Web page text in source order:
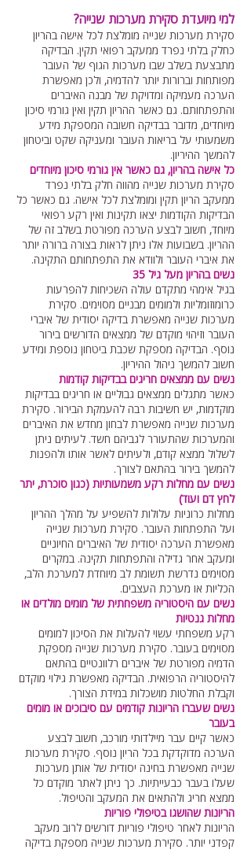
למי מיועדת סקירת מערכות שנייה?
סקירת מערכות שנייה מומלצת לכל אישה בהריון
כחלק בלתי נפרד ממעקב רפואי תקין. הבדיקה
מתבצעת בשלב שבו מערכות הגוף של העובר
מפותחות וברורות יותר להדמיה, ולכן מאפשרת
הערכה מעמיקה ומדויקת של מבנה האיברים
והתפתחותם. גם כאשר ההריון תקין ואין גורמי סיכון
מיוחדים, מדובר בבדיקה חשובה המספקת מידע
משמעותי על בריאות העובר ומעניקה שקט וביטחון
להמשך ההיריון.
כל אישה בהריון, גם כאשר אין גורמי סיכון מיוחדים
סקירת מערכות שנייה מהווה חלק בלתי נפרד
ממעקב הריון תקין ומומלצת לכל אישה. גם כאשר כל
הבדיקות הקודמות יצאו תקינות ואין רקע רפואי
מיוחד, חשוב לבצע הערכה מפורטת בשלב זה של
ההריון. בשבועות אלו ניתן לראות בצורה ברורה יותר
את איברי העובר ולוודא את התפתחותם התקינה.
נשים בהריון מעל גיל 35
בגיל אימהי מתקדם עולה השכיחות להפרעות
כרומוזומליות ולמומים מבניים מסוימים. סקירת
מערכות שנייה מאפשרת בדיקה יסודית של איברי
העובר וזיהוי מוקדם של ממצאים הדורשים בירור
נוסף. הבדיקה מספקת שכבת ביטחון נוספת ומידע
חשוב להמשך ניהול ההיריון.
נשים עם ממצאים חריגים בבדיקות קודמות
כאשר מתגלים ממצאים גבוליים או חריגים בבדיקות
מוקדמות, יש חשיבות רבה להעמקת הבירור. סקירת
מערכות שנייה מאפשרת לבחון מחדש את האיברים
והמערכות שהתעורר לגביהם חשד. לעיתים ניתן
לשלול ממצא קודם, ולעיתים לאשר אותו ולהפנות
להמשך בירור בהתאם לצורך.
נשים עם מחלות רקע משמעותיות (כגון סוכרת, יתר
לחץ דם ועוד)
מחלות כרוניות עלולות להשפיע על מהלך ההריון
ועל התפתחות העובר. סקירת מערכות שנייה
מאפשרת הערכה יסודית של האיברים החיוניים
ומעקב אחר גדילה והתפתחות תקינה. במקרים
מסוימים נדרשת תשומת לב מיוחדת למערכת הלב,
הכליות או מערכת העצבים.
נשים עם היסטוריה משפחתית של מומים מולדים או
מחלות גנטיות
רקע משפחתי עשוי להעלות את הסיכון למומים
מסוימים בעובר. סקירת מערכות שנייה מספקת
הדמיה מפורטת של איברים רלוונטיים בהתאם
להיסטוריה הרפואית. הבדיקה מאפשרת גילוי מוקדם
וקבלת החלטות מושכלות במידת הצורך.
נשים שעברו הריונות קודמים עם סיבוכים או מומים
בעובר
כאשר קיים עבר מיילדותי מורכב, חשוב לבצע
הערכה מדוקדקת בכל הריון נוסף. סקירת מערכות
שנייה מאפשרת בחינה יסודית של אותן מערכות
שעלו בעבר כבעייתיות. כך ניתן לאתר מוקדם כל
ממצא חריג ולהתאים את המעקב והטיפול.
הריונות שהושגו בטיפולי פוריות
הריונות לאחר טיפולי פוריות דורשים לרוב מעקב
קפדני יותר. סקירת מערכות שנייה מספקת בדיקה